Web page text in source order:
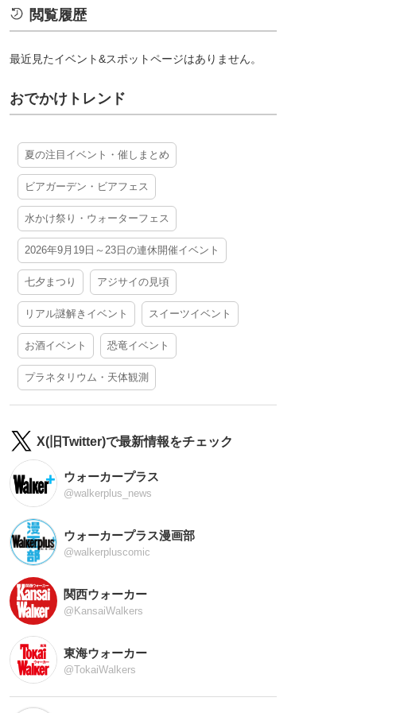
閲覧履歴
最近見たイベント&スポットページはありません。
おでかけトレンド
夏の注目イベント・催しまとめ
ビアガーデン・ビアフェス
水かけ祭り・ウォーターフェス
2026年9月19日～23日の連休開催イベント
七夕まつり アジサイの見頃
リアル謎解きイベント スイーツイベント
お酒イベント 恐竜イベント
プラネタリウム・天体観測
X(旧Twitter)で最新情報をチェック
ウォーカープラス
@walkerplus_news
ウォーカープラス漫画部
@walkerpluscomic
関西ウォーカー
@KansaiWalkers
東海ウォーカー
@TokaiWalkers